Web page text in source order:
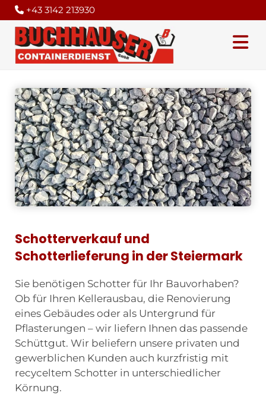
 +43 3142 213930
Schotterverkauf und
Schotterlieferung in der Steiermark
Sie benötigen Schotter für Ihr Bauvorhaben?
Ob für Ihren Kellerausbau, die Renovierung
eines Gebäudes oder als Untergrund für
Pflasterungen – wir liefern Ihnen das passende
Schüttgut. Wir beliefern unsere privaten und
gewerblichen Kunden auch kurzfristig mit
recyceltem Schotter in unterschiedlicher
Körnung.